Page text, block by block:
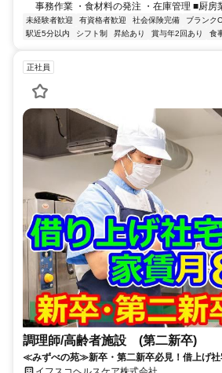
事務作業 ・食材料の発注 ・在庫管理 ■厨房
未経験者歓迎 有資格者歓迎 社会保険完備 ブランク
駅近5分以内
シフト制 昇給あり 賞与年2回あり 食
正社員
調理師/高齢者施設 (第二新卒)
≪みずべの苑≫新卒・第二新卒必見！借上げ社